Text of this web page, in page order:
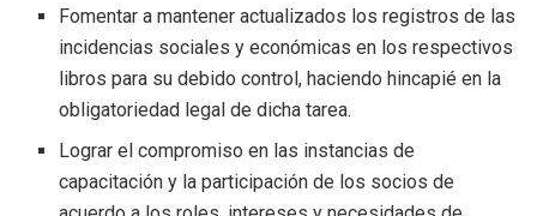
Fomentar a mantener actualizados los registros de las
incidencias sociales y económicas en los respectivos
libros para su debido control, haciendo hincapié en la
obligatoriedad legal de dicha tarea.
Lograr el compromiso en las instancias de
capacitación y la participación de los socios de